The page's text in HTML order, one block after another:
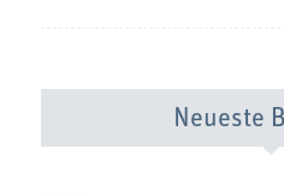
Neueste